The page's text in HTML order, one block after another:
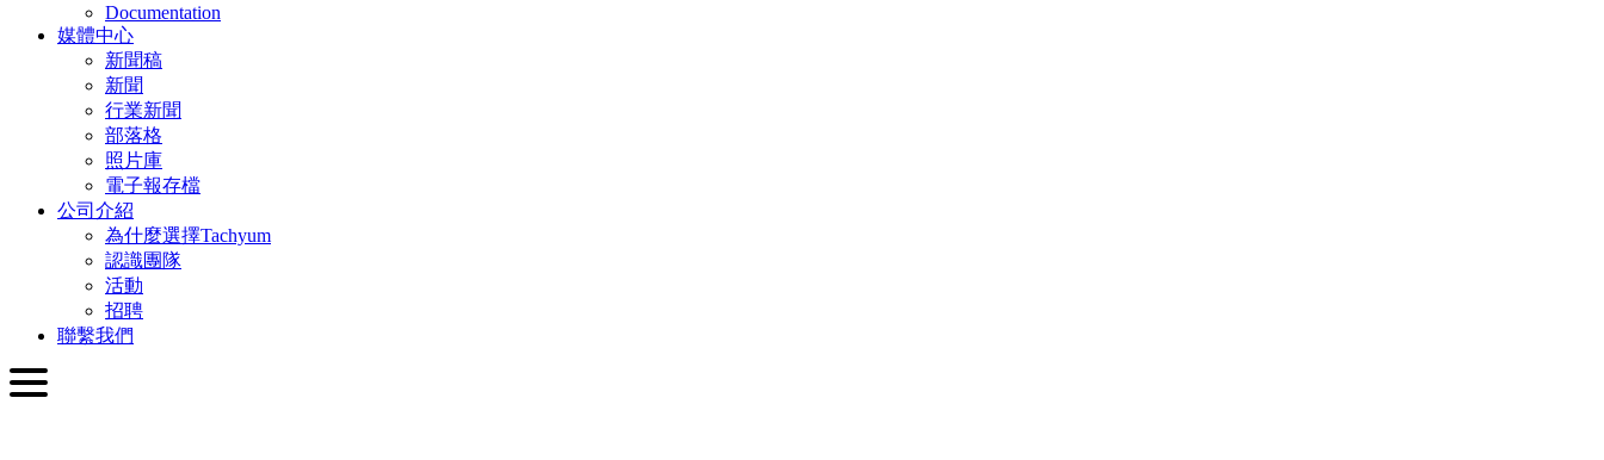
Documentation
媒體中心
新聞稿
新聞
行業新聞
部落格
照片庫
電子報存檔
公司介紹
為什麼選擇Tachyum
認識團隊
活動
招聘
聯繫我們